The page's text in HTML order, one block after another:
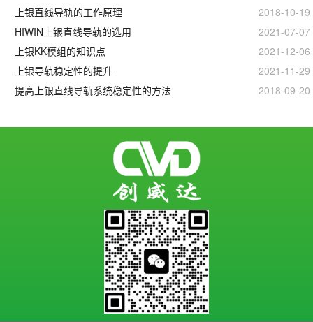
上银直线导轨的工作原理
2018-10-19
HIWIN上银直线导轨的选用
2021-07-07
上银KK模组的知识点
2021-12-06
上银导轨稳定性的提升
2021-11-29
提高上银直线导轨系统稳定性的方法
2018-09-20